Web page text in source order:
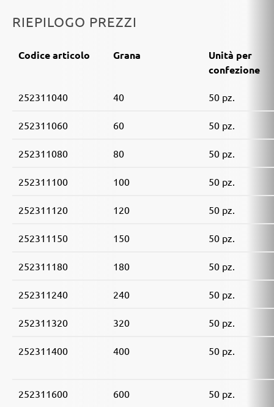
RIEPILOGO PREZZI
Codice articolo Grana
Unità per
confezione
252311040 40 50 pz.
252311060 60 50 pz.
252311080 80 50 pz.
252311100 100 50 pz.
252311120 120 50 pz.
252311150 150 50 pz.
252311180 180 50 pz.
252311240 240 50 pz.
252311320 320 50 pz.
252311400 400 50 pz.
252311600 600 50 pz.